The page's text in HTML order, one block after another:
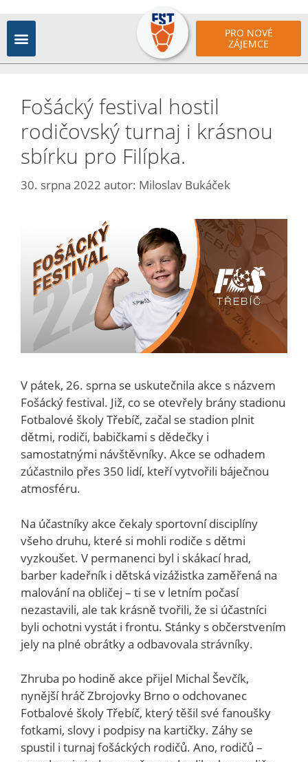
PRO NOVÉ
ZÁJEMCE
Fošácký festival hostil
rodičovský turnaj i krásnou
sbírku pro Filípka.
30. srpna 2022 autor: Miloslav Bukáček
V pátek, 26. sprna se uskutečnila akce s názvem
Fošácký festival. Již, co se otevřely brány stadionu
Fotbalové školy Třebíč, začal se stadion plnit
dětmi, rodiči, babičkami s dědečky i
samostatnými návštěvníky. Akce se odhadem
zúčastnilo přes 350 lidí, kteří vytvořili báječnou
atmosféru.
Na účastníky akce čekaly sportovní disciplíny
všeho druhu, které si mohli rodiče s dětmi
vyzkoušet. V permanenci byl i skákací hrad,
barber kadeřník i dětská vizážistka zaměřená na
malování na obličej – ti se v letním počasí
nezastavili, ale tak krásně tvořili, že si účastníci
byli ochotni vystát i frontu. Stánky s občerstvením
jely na plné obrátky a odbavovala strávníky.
Zhruba po hodině akce přijel Michal Ševčík,
nynější hráč Zbrojovky Brno o odchovanec
Fotbalové školy Třebíč, který těšil své fanoušky
fotkami, slovy i podpisy na kartičky. Záhy se
spustil i turnaj fošáckých rodičů. Ano, rodičů –